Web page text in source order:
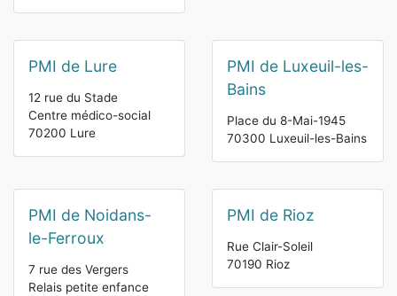
PMI de Lure
12 rue du Stade
Centre médico-social
70200 Lure
PMI de Luxeuil-les-
Bains
Place du 8-Mai-1945
70300 Luxeuil-les-Bains
PMI de Noidans-
le-Ferroux
7 rue des Vergers
Relais petite enfance
PMI de Rioz
Rue Clair-Soleil
70190 Rioz